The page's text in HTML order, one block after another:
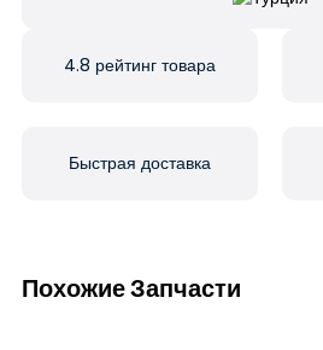
4.8 рейтинг товара
Быстрая доставка
Похожие Запчасти